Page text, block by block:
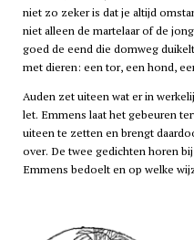
niet zo zeker is dat je altijd
niet alleen de martelaar of de
goed de eend die domweg
met dieren: een tor, een hond,
Auden zet uiteen wat er in
let. Emmens laat het gebeuren
uiteen te zetten en brengt
over. De twee gedichten horen
Emmens bedoelt en op welke